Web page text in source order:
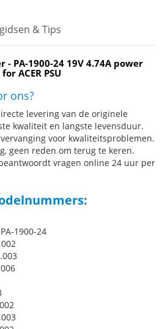
& Tips
- PA-1900-24 19V 4.74A power
ACER PSU
ons?
levering van de originele
kwaliteit en langste levensduur.
voor kwaliteitsproblemen.
geen reden om terug te keren.
vragen online 24 uur per
1900-24